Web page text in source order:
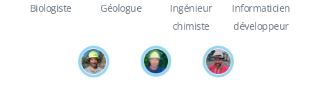
Biologiste Géologue
Ingénieur
chimiste
Informaticien
développeur